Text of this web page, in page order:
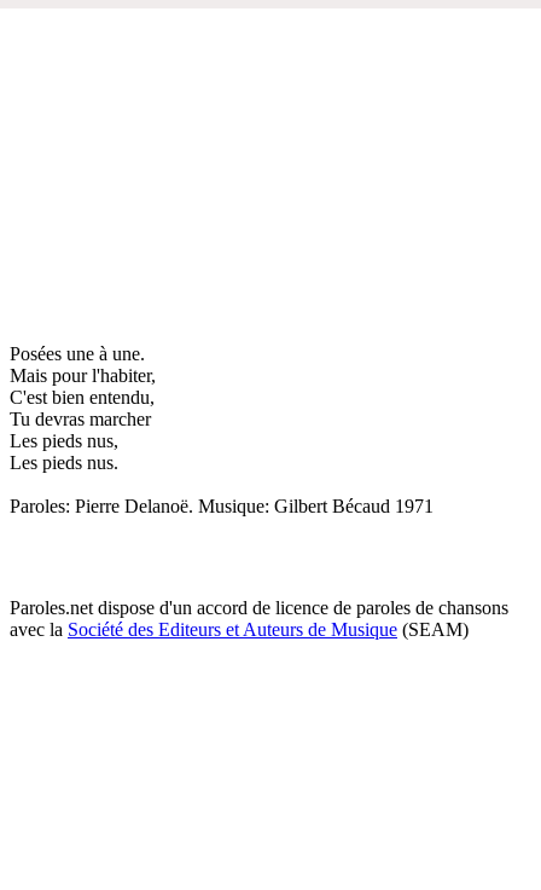
Posées une à une.
Mais pour l'habiter,
C'est bien entendu,
Tu devras marcher
Les pieds nus,
Les pieds nus.
Paroles: Pierre Delanoë. Musique: Gilbert Bécaud 1971
Paroles.net dispose d'un accord de licence de paroles de chansons
avec la Société des Editeurs et Auteurs de Musique (SEAM)